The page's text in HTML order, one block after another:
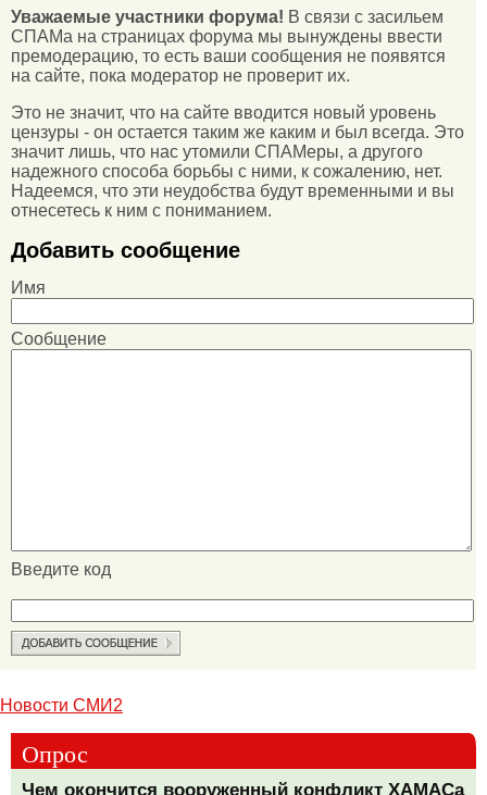
Уважаемые участники форума! В связи с засильем
СПАМа на страницах форума мы вынуждены ввести
премодерацию, то есть ваши сообщения не появятся
на сайте, пока модератор не проверит их.
Это не значит, что на сайте вводится новый уровень
цензуры - он остается таким же каким и был всегда. Это
значит лишь, что нас утомили СПАМеры, а другого
надежного способа борьбы с ними, к сожалению, нет.
Надеемся, что эти неудобства будут временными и вы
отнесетесь к ним с пониманием.
Добавить сообщение
Имя
Сообщение
Введите код
Новости СМИ2
Опрос
Чем окончится вооруженный конфликт ХАМАСа